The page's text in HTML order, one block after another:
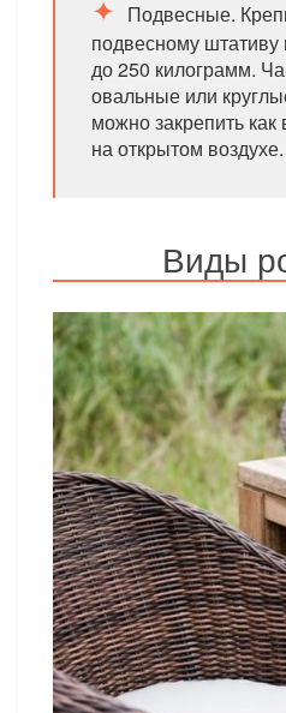
Подвесные.
подвесному штативу
до 250 килограмм.
овальные или
можно закрепить
на открытом воздухе.
Виды